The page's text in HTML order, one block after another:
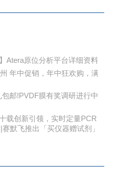
Atera原位分析平台详细资料
年中促销，年中狂欢购，满
包邮!PVDF膜有奖调研进行中
载创新引领，实时定量PCR
默飞推出「买仪器赠试剂」